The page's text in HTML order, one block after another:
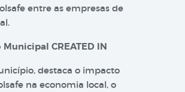
entre as empresas de
CREATED IN
destaca o impacto
na economia local, o